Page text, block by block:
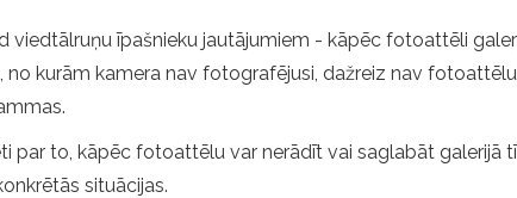
viedtālruņu īpašnieku jautājumiem - kāpēc fotoattēli
kurām kamera nav fotografējusi, dažreiz nav
par to, kāpēc fotoattēlu var nerādīt vai saglabāt galerijā
situācijas.